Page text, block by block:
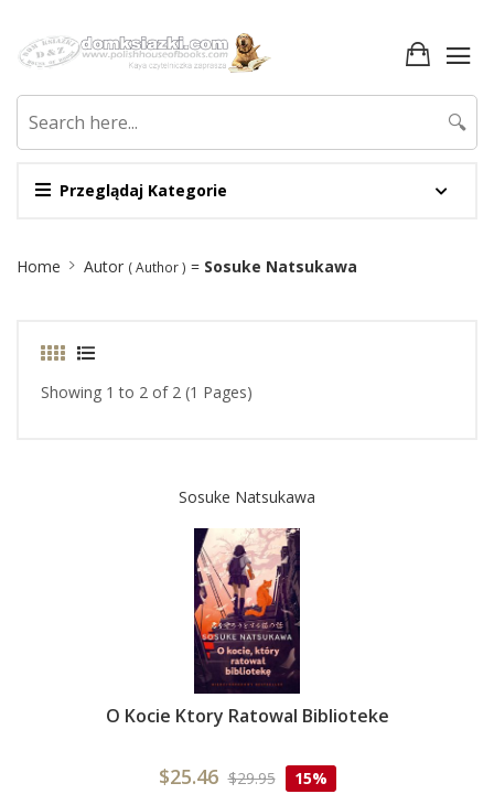
Przeglądaj Kategorie
🔍
Breadcrumb
Home Autor ( Author ) = Sosuke Natsukawa
Showing 1 to 2 of 2 (1 Pages)
Sosuke Natsukawa
O Kocie Ktory Ratowal Biblioteke
$25.46 $29.95 15%